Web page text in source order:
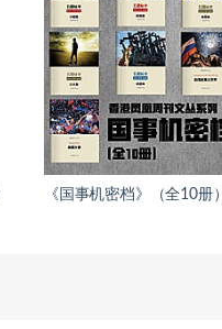
《国事机密档》（全10册）